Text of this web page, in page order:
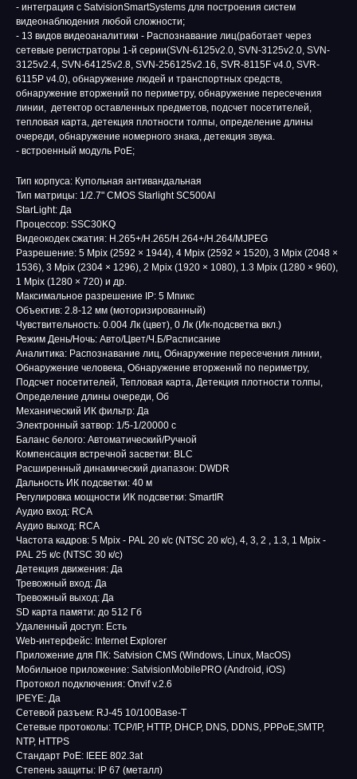
- интеграция с SatvisionSmartSystems для построения систем
видеонаблюдения любой сложности;
- 13 видов видеоаналитики - Распознавание лиц(работает через
сетевые регистраторы 1-й серии(SVN-6125v2.0, SVN-3125v2.0, SVN-
3125v2.4, SVN-64125v2.8, SVN-256125v2.16, SVR-8115F v4.0, SVR-
6115P v4.0), обнаружение людей и транспортных средств,
обнаружение вторжений по периметру, обнаружение пересечения
линии, детектор оставленных предметов, подсчет посетителей,
тепловая карта, детекция плотности толпы, определение длины
очереди, обнаружение номерного знака, детекция звука.
- встроенный модуль PoE;
Тип корпуса: Купольная антивандальная
Тип матрицы: 1/2.7" CMOS Starlight SC500AI
StarLight: Да
Процессор: SSC30KQ
Видеокодек сжатия: H.265+/H.265/H.264+/H.264/MJPEG
Разрешение: 5 Mpix (2592 × 1944), 4 Mpix (2592 × 1520), 3 Mpix (2048 ×
1536), 3 Mpix (2304 × 1296), 2 Mpix (1920 × 1080), 1.3 Mpix (1280 × 960),
1 Mpix (1280 × 720) и др.
Максимальное разрешение IP: 5 Мпикс
Объектив: 2.8-12 мм (моторизированный)
Чувствительность: 0.004 Лк (цвет), 0 Лк (Ик-подсветка вкл.)
Режим День/Ночь: Авто/Цвет/Ч.Б/Расписание
Аналитика: Распознавание лиц, Обнаружение пересечения линии,
Обнаружение человека, Обнаружение вторжений по периметру,
Подсчет посетителей, Тепловая карта, Детекция плотности толпы,
Определение длины очереди, Об
Механический ИК фильтр: Да
Электронный затвор: 1/5-1/20000 c
Баланс белого: Автоматический/Ручной
Компенсация встречной засветки: BLC
Расширенный динамический диапазон: DWDR
Дальность ИК подсветки: 40 м
Регулировка мощности ИК подсветки: SmartIR
Аудио вход: RCA
Аудио выход: RCA
Частота кадров: 5 Mpix - PAL 20 к/с (NTSC 20 к/с), 4, 3, 2 , 1.3, 1 Mpix -
PAL 25 к/с (NTSC 30 к/с)
Детекция движения: Да
Тревожный вход: Да
Тревожный выход: Да
SD карта памяти: до 512 Гб
Удаленный доступ: Есть
Web-интерфейс: Internet Explorer
Приложение для ПК: Satvision CMS (Windows, Linux, MacOS)
Мобильное приложение: SatvisionMobilePRO (Android, iOS)
Протокол подключения: Onvif v.2.6
IPEYE: Да
Сетевой разъем: RJ-45 10/100Base-T
Сетевые протоколы: TCP/IP, HTTP, DHCP, DNS, DDNS, PPPoE,SMTP,
NTP, HTTPS
Стандарт PoE: IEEE 802.3at
Степень защиты: IP 67 (металл)